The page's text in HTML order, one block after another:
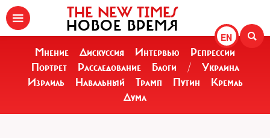
EN
THE NEW TIMES
НОВОЕ ВРЕМЯ
Мнение Дискуссия Интервью
Репрессии
Портрет
Расследование Блоги /
Украина
Израиль
Навальный Трамп Путин
Кремль
Дума